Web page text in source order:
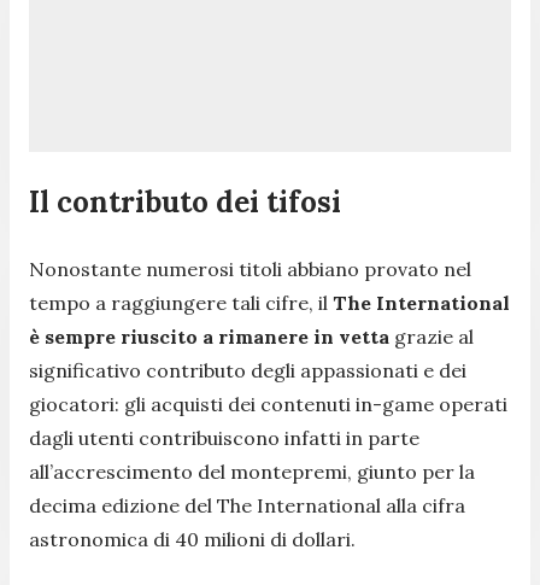
Il contributo dei tifosi
Nonostante numerosi titoli abbiano provato nel
tempo a raggiungere tali cifre, il The International
è sempre riuscito a rimanere in vetta grazie al
significativo contributo degli appassionati e dei
giocatori: gli acquisti dei contenuti in-game operati
dagli utenti contribuiscono infatti in parte
all’accrescimento del montepremi, giunto per la
decima edizione del The International alla cifra
astronomica di 40 milioni di dollari.